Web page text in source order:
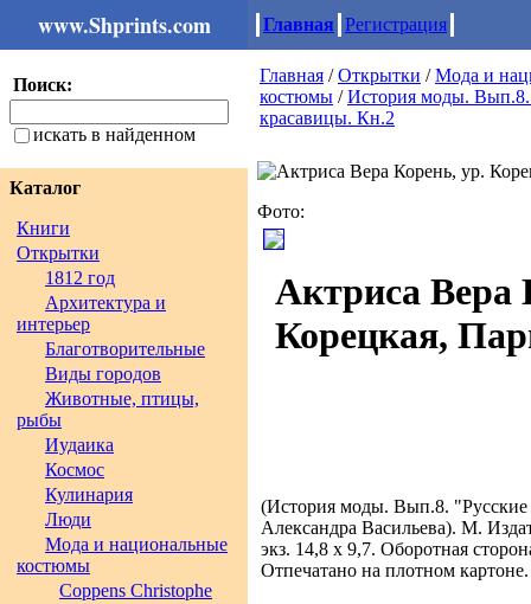
www.Shprints.com Главная Регистрация
Поиск:
искать в найденном
Каталог
Книги
Открытки
1812 год
Архитектура и
интерьер
Благотворительные
Виды городов
Животные, птицы,
рыбы
Иудаика
Космос
Кулинария
Люди
Мода и национальные
костюмы
Coppens Christophe
Главная /Открытки /Мода и
костюмы /История моды. Вып.8.
красавицы. Кн.2
Фото:
Актриса Вера
Корецкая,
(История моды. Вып.8.
Александра Васильева). М.
экз. 14,8 х 9,7. Оборотная
Отпечатано на плотном картоне.